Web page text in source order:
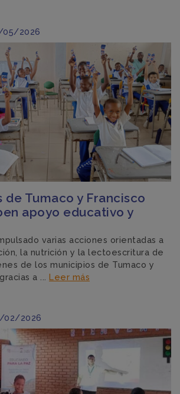
05/2026
de Tumaco y Francisco
apoyo educativo y
varias acciones orientadas a
la nutrición y la lectoescritura de
de los municipios de Tumaco y
a ... Leer más
02/2026